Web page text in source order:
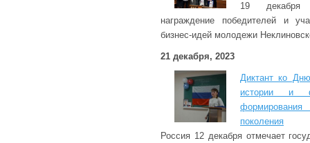
19 декабря
награждение победителей и
бизнес-идей молодежи
21 декабря, 2023
Диктант ко
истории и
поколения
Россия 12 декабря отмечает